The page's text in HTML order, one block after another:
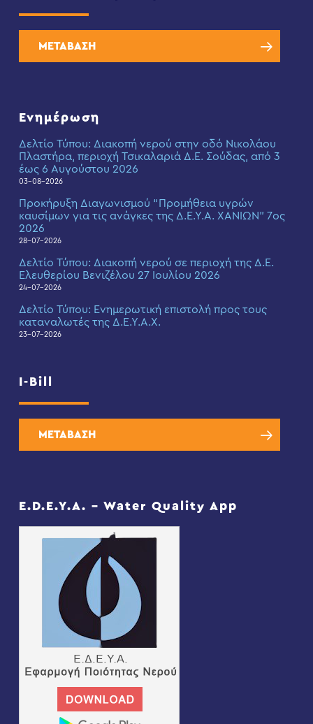
ΜΕΤΑΒΑΣΗ
Ενημέρωση
Δελτίο Τύπου: Διακοπή νερού στην οδό Νικολάου
Πλαστήρα, περιοχή Τσικαλαριά Δ.Ε. Σούδας, από 3
έως 6 Αυγούστου 2026
03-08-2026
Προκήρυξη Διαγωνισμού “Προμήθεια υγρών
καυσίμων για τις ανάγκες της Δ.Ε.Υ.Α. ΧΑΝΙΩΝ” 7ος
2026
28-07-2026
Δελτίο Τύπου: Διακοπή νερού σε περιοχή της Δ.Ε.
Ελευθερίου Βενιζέλου 27 Ιουλίου 2026
24-07-2026
Δελτίο Τύπου: Eνημερωτική επιστολή προς τους
καταναλωτές της Δ.Ε.Υ.Α.Χ.
23-07-2026
I-Bill
ΜΕΤΑΒΑΣΗ
E.D.E.Y.A. – Water Quality App